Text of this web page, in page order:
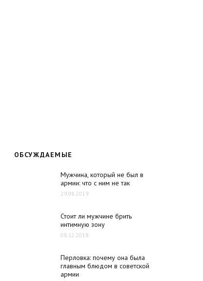
ОБСУЖДАЕМЫЕ
Мужчина, который не был в
армии: что с ним не так
29.08.2019
Стоит ли мужчине брить
интимную зону
08.12.2018
Перловка: почему она была
главным блюдом в советской
армии